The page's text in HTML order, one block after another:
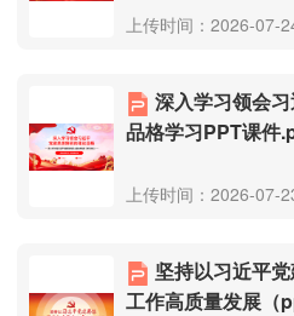
上传时间：2026-07-
品格学习PPT课件
上传时间：2026-07-
工作高质量发展（